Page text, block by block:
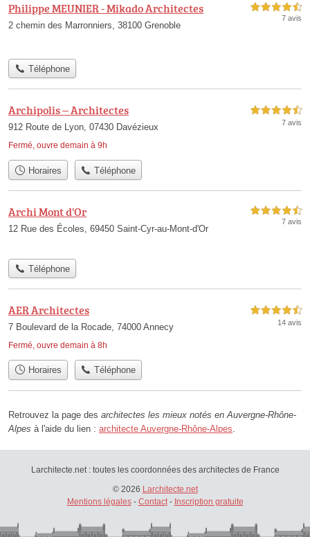
Philippe MEUNIER - Mikado Architectes
2 chemin des Marronniers, 38100 Grenoble
4,5 étoiles sur 5
7 avis
Téléphone
Archipolis – Architectes
912 Route de Lyon, 07430 Davézieux
Fermé, ouvre demain à 9h
4,5 étoiles sur 5
7 avis
Horaires Téléphone
Archi Mont d'Or
12 Rue des Écoles, 69450 Saint-Cyr-au-Mont-d'Or
4,5 étoiles sur 5
7 avis
Téléphone
AER Architectes
7 Boulevard de la Rocade, 74000 Annecy
Fermé, ouvre demain à 8h
4,5 étoiles sur 5
14 avis
Horaires Téléphone
Retrouvez la page des architectes les mieux notés en Auvergne-Rhône-
Alpes à l'aide du lien : architecte Auvergne-Rhône-Alpes
Larchitecte.net : toutes les coordonnées des architectes de France
© 2026 Larchitecte.net
Mentions légales- Contact- Inscription gratuite